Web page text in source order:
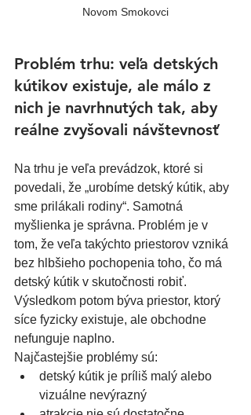
Novom Smokovci
Problém trhu: veľa detských
kútikov existuje, ale málo z
nich je navrhnutých tak, aby
reálne zvyšovali návštevnosť
Na trhu je veľa prevádzok, ktoré si
povedali, že „urobíme detský kútik, aby
sme prilákali rodiny“. Samotná
myšlienka je správna. Problém je v
tom, že veľa takýchto priestorov vzniká
bez hlbšieho pochopenia toho, čo má
detský kútik v skutočnosti robiť.
Výsledkom potom býva priestor, ktorý
síce fyzicky existuje, ale obchodne
nefunguje naplno.
Najčastejšie problémy sú:
detský kútik je príliš malý alebo
vizuálne nevýrazný